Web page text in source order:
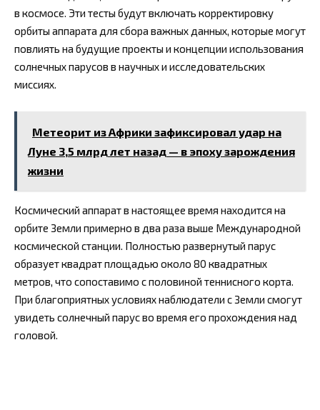
в космосе. Эти тесты будут включать корректировку
орбиты аппарата для сбора важных данных, которые могут
повлиять на будущие проекты и концепции использования
солнечных парусов в научных и исследовательских
миссиях.
Метеорит из Африки зафиксировал удар на
Луне 3,5 млрд лет назад — в эпоху зарождения
жизни
Космический аппарат в настоящее время находится на
орбите Земли примерно в два раза выше Международной
космической станции. Полностью развернутый парус
образует квадрат площадью около 80 квадратных
метров, что сопоставимо с половиной теннисного корта.
При благоприятных условиях наблюдатели с Земли смогут
увидеть солнечный парус во время его прохождения над
головой.